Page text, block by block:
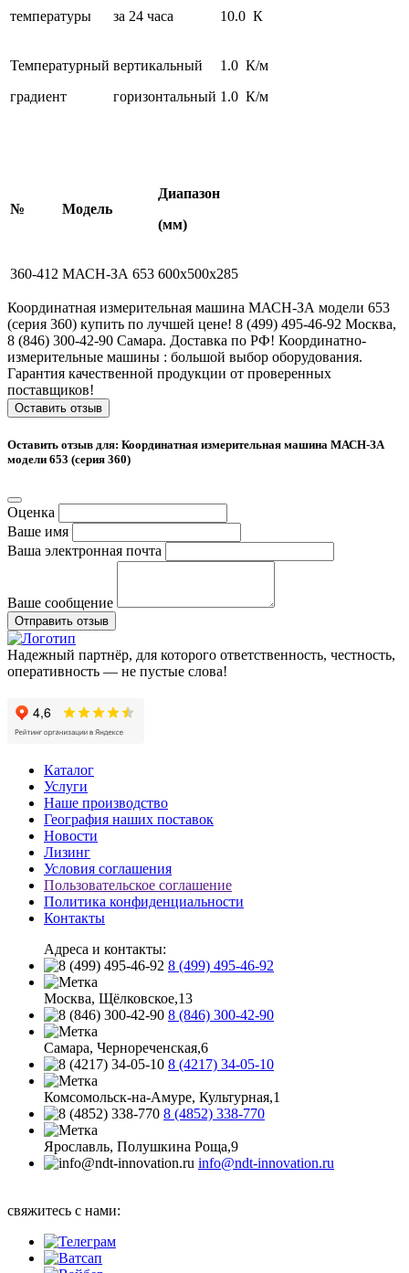
температуры
за 24 часа
10.0 К
Температурный
градиент
вертикальный
горизонтальный
1.0 К/м
1.0 К/м
№ Модель
Диапазон
(мм)
360-412 МАСН-ЗА 653 600х500х285
Координатная измерительная машина МАСН-ЗА модели 653
(серия 360) купить по лучшей цене! 8 (499) 495-46-92 Москва,
8 (846) 300-42-90 Самара. Доставка по РФ! Координатно-
измерительные машины : большой выбор оборудования.
Гарантия качественной продукции от проверенных
поставщиков!
Оставить отзыв
Оставить отзыв для: Координатная измерительная машина МАСН-ЗА
модели 653 (серия 360)
Оценка
Ваше имя
Ваша электронная почта
Ваше сообщение
Отправить отзыв
Надежный партнёр, для которого ответственность, честность,
оперативность — не пустые слова!
Каталог
Услуги
Наше производство
География наших поставок
Новости
Лизинг
Условия соглашения
Пользовательское соглашение
Политика конфиденциальности
Контакты
Адреса и контакты:
8 (499) 495-46-92
Москва, Щёлковское,13
8 (846) 300-42-90
Самара, Чернореченская,6
8 (4217) 34-05-10
Комсомольск-на-Амуре, Культурная,1
8 (4852) 338-770
Ярославль, Полушкина Роща,9
info@ndt-innovation.ru
свяжитесь с нами: